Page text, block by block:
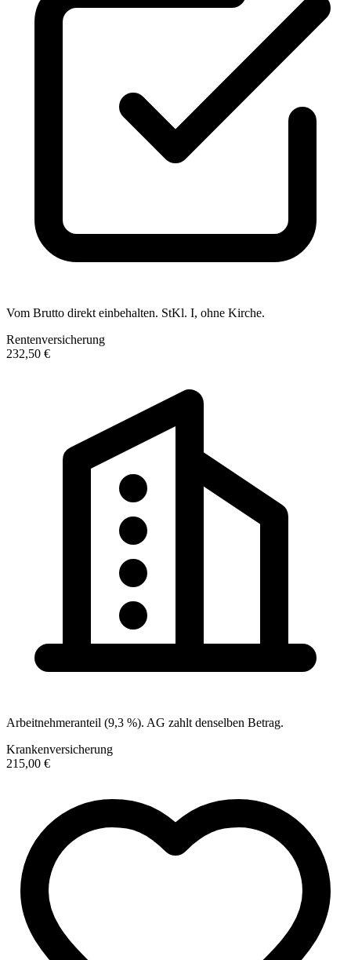
Vom Brutto direkt einbehalten. StKl. I, ohne Kirche.
Rentenversicherung
232,50 €
Arbeitnehmeranteil (9,3 %). AG zahlt denselben Betrag.
Krankenversicherung
215,00 €